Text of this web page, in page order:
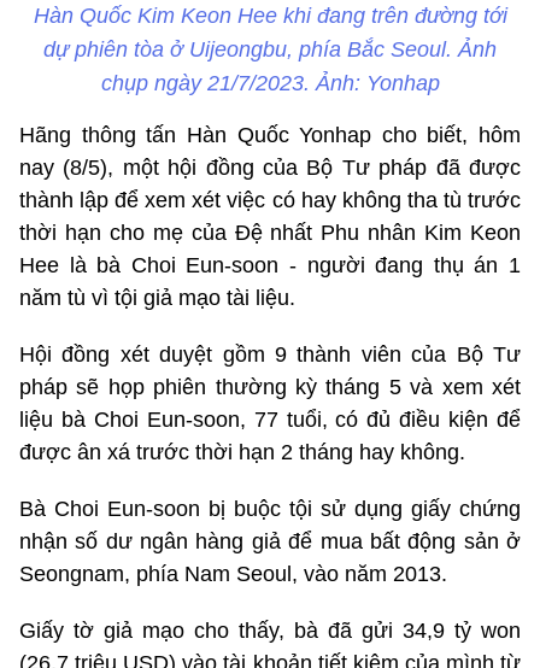
Hàn Quốc Kim Keon Hee khi đang trên đường tới
dự phiên tòa ở Uijeongbu, phía Bắc Seoul. Ảnh
chụp ngày 21/7/2023. Ảnh: Yonhap
Hãng thông tấn Hàn Quốc Yonhap cho biết, hôm
nay (8/5), một hội đồng của Bộ Tư pháp đã được
thành lập để xem xét việc có hay không tha tù trước
thời hạn cho mẹ của Đệ nhất Phu nhân Kim Keon
Hee là bà Choi Eun-soon - người đang thụ án 1
năm tù vì tội giả mạo tài liệu.
Hội đồng xét duyệt gồm 9 thành viên của Bộ Tư
pháp sẽ họp phiên thường kỳ tháng 5 và xem xét
liệu bà Choi Eun-soon, 77 tuổi, có đủ điều kiện để
được ân xá trước thời hạn 2 tháng hay không.
Bà Choi Eun-soon bị buộc tội sử dụng giấy chứng
nhận số dư ngân hàng giả để mua bất động sản ở
Seongnam, phía Nam Seoul, vào năm 2013.
Giấy tờ giả mạo cho thấy, bà đã gửi 34,9 tỷ won